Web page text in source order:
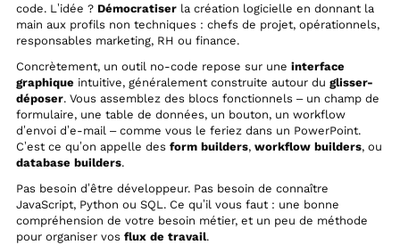
code. L’idée ? Démocratiserla création logicielle en donnant la
main aux profils non techniques : chefs de projet, opérationnels,
responsables marketing, RH ou finance.
Concrètement, un outil no-code repose sur une interface
graphique intuitive, généralement construite autour du glisser-
déposer. Vous assemblez des blocs fonctionnels – un champ de
formulaire, une table de données, un bouton, un workflow
d’envoi d’e-mail – comme vous le feriez dans un PowerPoint.
C’est ce qu’on appelle des form builders, workflow builders, ou
database builders.
Pas besoin d’être développeur. Pas besoin de connaître
JavaScript, Python ou SQL. Ce qu’il vous faut : une bonne
compréhension de votre besoin métier, et un peu de méthode
pour organiser vos flux de travail.